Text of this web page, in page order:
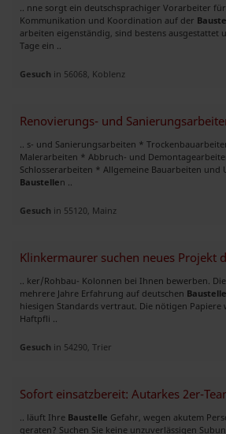
.. nne sorgt ein deutschsprachiger Vorarbeiter
Kommunikation und Koordination auf der
arbeiten eigenständig, sind bestens ausgestattet
Tage ein ..
Gesuch in 56068, Koblenz
Renovierungs- und
.. s- und Sanierungsarbeiten *
Malerarbeiten * Abbruch- und
Schlosserarbeiten * Allgemeine Bauarbeiten und
Baustellen ..
Gesuch in 55120, Mainz
Klinkermaurer suchen neues Projekt
.. ker/Rohbau- Kolonnen bei Ihnen bewerben.
mehrere Jahre Erfahrung auf deutschen Baustelle
hiesigen Standards vertraut. Die nötigen Papiere
Haftpfli ..
Gesuch in 54290, Trier
Sofort einsatzbereit: Autarkes 2er-
.. läuft Ihre Baustelle Gefahr, wegen akutem
geraten? Suchen Sie keine unzuverlässigen